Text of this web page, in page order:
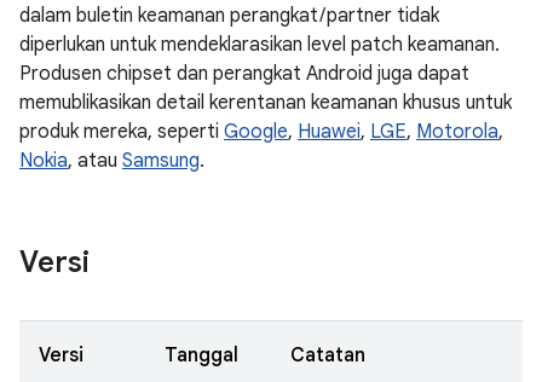
dalam buletin keamanan perangkat / partner tidak
diperlukan untuk mendeklarasikan level patch keamanan.
Produsen chipset dan perangkat Android juga dapat
memublikasikan detail kerentanan keamanan khusus untuk
produk mereka, seperti Google, Huawei, LGE, Motorola,
Nokia, atau Samsung.
Versi
Versi Tanggal Catatan